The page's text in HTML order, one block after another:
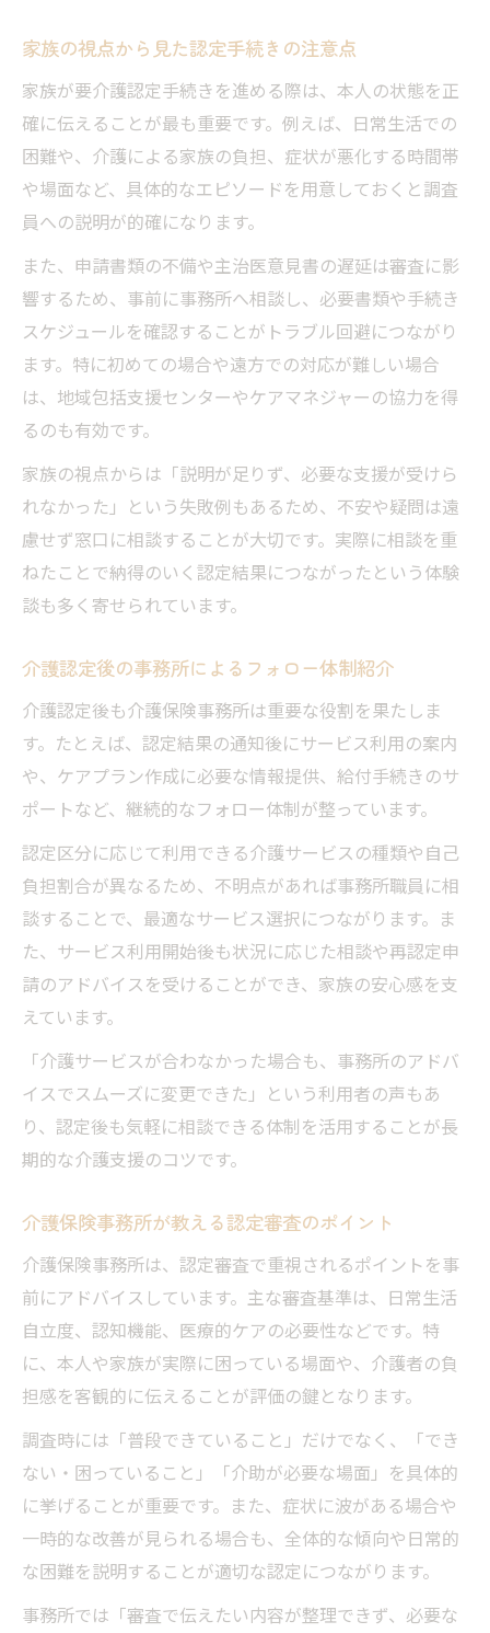
家族の視点から見た認定手続きの注意点
家族が要介護認定手続きを進める際は、本人の状態を正
確に伝えることが最も重要です。例えば、日常生活での
困難や、介護による家族の負担、症状が悪化する時間帯
や場面など、具体的なエピソードを用意しておくと調査
員への説明が的確になります。
また、申請書類の不備や主治医意見書の遅延は審査に影
響するため、事前に事務所へ相談し、必要書類や手続き
スケジュールを確認することがトラブル回避につながり
ます。特に初めての場合や遠方での対応が難しい場合
は、地域包括支援センターやケアマネジャーの協力を得
るのも有効です。
家族の視点からは「説明が足りず、必要な支援が受けら
れなかった」という失敗例もあるため、不安や疑問は遠
慮せず窓口に相談することが大切です。実際に相談を重
ねたことで納得のいく認定結果につながったという体験
談も多く寄せられています。
介護認定後の事務所によるフォロー体制紹介
介護認定後も介護保険事務所は重要な役割を果たしま
す。たとえば、認定結果の通知後にサービス利用の案内
や、ケアプラン作成に必要な情報提供、給付手続きのサ
ポートなど、継続的なフォロー体制が整っています。
認定区分に応じて利用できる介護サービスの種類や自己
負担割合が異なるため、不明点があれば事務所職員に相
談することで、最適なサービス選択につながります。ま
た、サービス利用開始後も状況に応じた相談や再認定申
請のアドバイスを受けることができ、家族の安心感を支
えています。
「介護サービスが合わなかった場合も、事務所のアドバ
イスでスムーズに変更できた」という利用者の声もあ
り、認定後も気軽に相談できる体制を活用することが長
期的な介護支援のコツです。
介護保険事務所が教える認定審査のポイント
介護保険事務所は、認定審査で重視されるポイントを事
前にアドバイスしています。主な審査基準は、日常生活
自立度、認知機能、医療的ケアの必要性などです。特
に、本人や家族が実際に困っている場面や、介護者の負
担感を客観的に伝えることが評価の鍵となります。
調査時には「普段できていること」だけでなく、「でき
ない・困っていること」「介助が必要な場面」を具体的
に挙げることが重要です。また、症状に波がある場合や
一時的な改善が見られる場合も、全体的な傾向や日常的
な困難を説明することが適切な認定につながります。
事務所では「審査で伝えたい内容が整理できず、必要な